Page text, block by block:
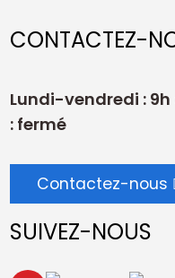
CONTACTEZ-
Lundi-vendredi :
: fermé
Contactez-nous
SUIVEZ-NOUS